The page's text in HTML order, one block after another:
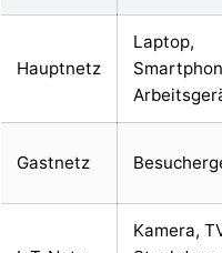
Hauptnetz
Laptop,
Gastnetz
Kamera,